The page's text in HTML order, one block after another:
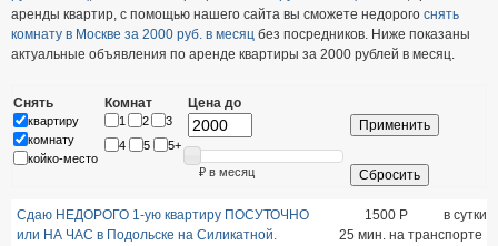
аренды квартир, с помощью нашего сайта вы сможете недорого снять
комнату в Москве за 2000 руб. в месяц без посредников. Ниже показаны
актуальные объявления по аренде квартиры за 2000 рублей в месяц.
Снять
квартиру
комнату
койко-место
Комнат
1 2
3
4
5 5+
Цена до
₽ в месяц
Сдаю НЕДОРОГО 1-ую квартиру ПОСУТОЧНО
или НА ЧАС в Подольске на Силикатной.
1500 Р
в сутки
25 мин. на транспорте